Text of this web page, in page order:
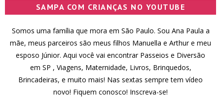
SAMPA COM CRIANÇAS NO YOUTUBE
Somos uma família que mora em São Paulo. Sou Ana Paula a
mãe, meus parceiros são meus filhos Manuella e Arthur e meu
esposo Júnior. Aqui você vai encontrar Passeios e Diversão
em SP , Viagens, Maternidade, Livros, Brinquedos,
Brincadeiras, e muito mais! Nas sextas sempre tem vídeo
novo! Fiquem conosco! Inscreva-se!